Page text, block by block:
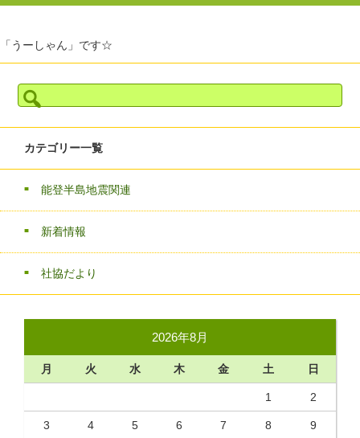
「うーしゃん」です☆
検
索:
カテゴリー一覧
能登半島地震関連
新着情報
社協だより
2026年8月
月 火 水 木 金 土 日
1 2
3 4 5 6 7 8 9